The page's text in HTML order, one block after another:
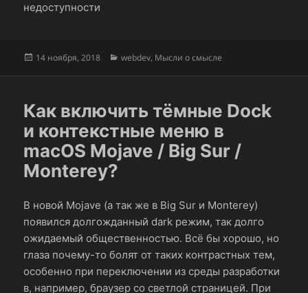
недоступности
Опубликовано
14 ноября, 2018 Рубрики
webdev, Мысли о смысле
Как включить тёмные Dock
и контекстные меню в
macOS Mojave / Big Sur /
Monterey?
В новой Mojave (а так же в Big Sur и Monterey)
появился долгожданный dark режим, так долго
ожидаемый общественностью. Всё бы хорошо, но
глаза почему-то болят от таких контрастных тем,
особенно при переключении из среды разработки
в, например, браузер со светлой страницей. При